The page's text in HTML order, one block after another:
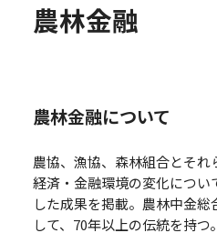
農林金融
農林金融について
農協、漁協、森林組合とそれ
経済・金融環境の変化につ
した成果を掲載。 農林中金総
して、70年以上の伝統を持つ。